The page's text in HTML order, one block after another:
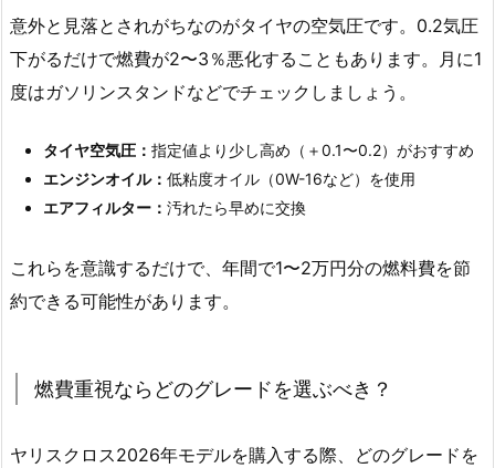
意外と見落とされがちなのがタイヤの空気圧です。0.2気圧
下がるだけで燃費が2〜3％悪化することもあります。月に1
度はガソリンスタンドなどでチェックしましょう。
タイヤ空気圧： 指定値より少し高め（＋0.1〜0.2）がおすすめ
エンジンオイル： 低粘度オイル（0W-16など）を使用
エアフィルター： 汚れたら早めに交換
これらを意識するだけで、年間で1〜2万円分の燃料費を節
約できる可能性があります。
燃費重視ならどのグレードを選ぶべき？
ヤリスクロス2026年モデルを購入する際、どのグレードを